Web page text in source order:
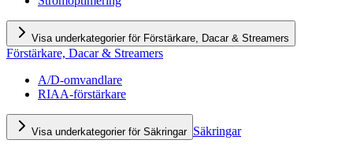
Visa underkategorier för Förstärkare, Dacar & Streamers
Förstärkare, Dacar & Streamers
A/D-omvandlare
RIAA-förstärkare
Visa underkategorier för Säkringar Säkringar